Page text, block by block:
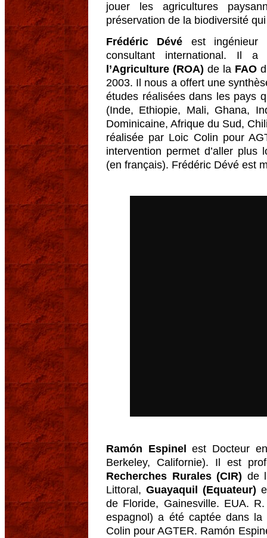
jouer les agricultures
préservation de la biodiversité
Frédéric Dévé est ingénieur
consultant international. Il
l’Agriculture (ROA) de la FAO
2003. Il nous a offert une
études réalisées dans les pays
(Inde, Ethiopie, Mali, Ghana,
Dominicaine, Afrique du Sud,
réalisée par Loic Colin pour
intervention permet d’aller
(en français). Frédéric Dévé est
Ramón Espinel
est Docteur
Berkeley, Californie). Il est
Recherches Rurales (CIR) de
Littoral, Guayaquil (Equateur)
de Floride, Gainesville. EUA.
espagnol) a été captée dans
Colin pour AGTER. Ramón